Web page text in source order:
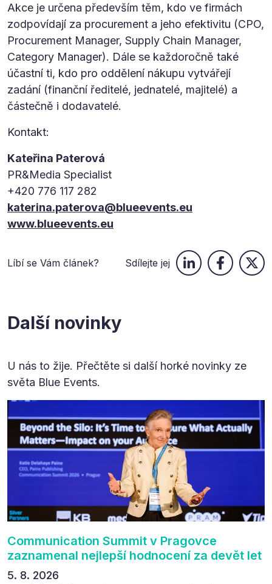
Akce je určena především těm, kdo ve firmách
zodpovídají za procurement a jeho efektivitu (CPO,
Procurement Manager, Supply Chain Manager,
Category Manager). Dále se každoročně také
účastní ti, kdo pro oddělení nákupu vytvářejí
zadání (finanční ředitelé, jednatelé, majitelé) a
částečně i dodavatelé.
Kontakt:
Kateřina Paterová
PR&Media Specialist
+420 776 117 282
katerina.paterova@blueevents.eu
www.blueevents.eu
Líbí se Vám článek? Sdílejte jej
Další novinky
U nás to žije. Přečtěte si další horké novinky ze
světa Blue Events.
Communication Summit v Pragovce
zaznamenal nejlepší hodnocení za devět let
5. 8. 2026